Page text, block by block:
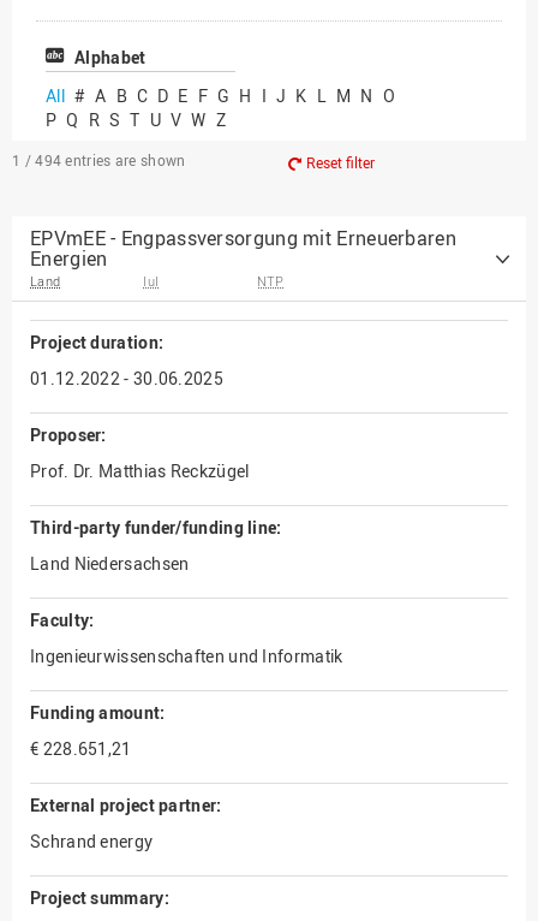
Vielfältiges Forschen
Alphabet
All # A B C D E F G H I J K L M N O
P Q R S T U V W Z
1 / 494 entries are shown Reset filter
EPVmEE - Engpassversorgung mit Erneuerbaren
Energien
Land IuI NTP
Project duration:
01.12.2022 - 30.06.2025
Proposer:
Prof. Dr. Matthias Reckzügel
Third-party funder/funding line:
Land Niedersachsen
Faculty:
Ingenieurwissenschaften und Informatik
Funding amount:
€ 228.651,21
External project partner:
Schrand energy
Project summary: